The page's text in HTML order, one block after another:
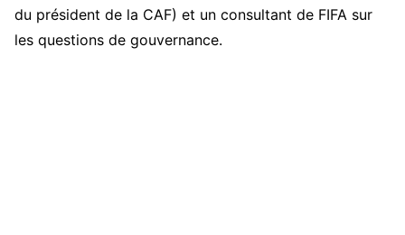
du président de la CAF) et un consultant de FIFA sur
les questions de gouvernance.